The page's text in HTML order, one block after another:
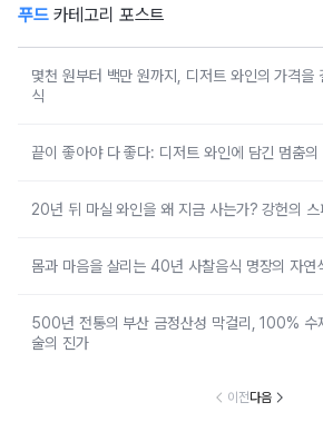
푸드카테고리 포스트
몇천 원부터 백만 원까지, 디저트 와인의 가격을
식
끝이 좋아야 다 좋다: 디저트 와인에 담긴 멈춤의
20년 뒤 마실 와인을 왜 지금 사는가? 강헌의 스
몸과 마음을 살리는 40년 사찰음식 명장의 자연
500년 전통의 부산 금정산성 막걸리, 100% 수
술의 진가
이전다음